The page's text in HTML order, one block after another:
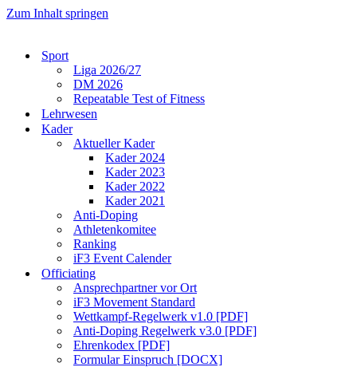
Zum Inhalt springen
Sport
Liga 2026/27
DM 2026
Repeatable Test of Fitness
Lehrwesen
Kader
Aktueller Kader
Kader 2024
Kader 2023
Kader 2022
Kader 2021
Anti-Doping
Athletenkomitee
Ranking
iF3 Event Calender
Officiating
Ansprechpartner vor Ort
iF3 Movement Standard
Wettkampf-Regelwerk v1.0 [PDF]
Anti-Doping Regelwerk v3.0 [PDF]
Ehrenkodex [PDF]
Formular Einspruch [DOCX]